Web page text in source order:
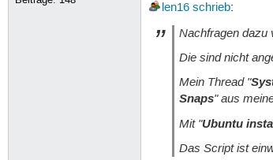
len16 schrieb:
Nachfragen dazu
Die sind nicht
Mein Thread "
Snaps" aus
Mit "Ubuntu
Das Script ist